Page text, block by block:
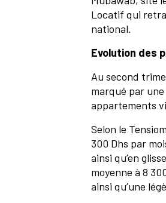
Locatif qui
national.
Evolution des
Au second
marqué par
appartements
Selon le
300 Dhs par
ainsi qu’en
moyenne à 8
ainsi qu’une